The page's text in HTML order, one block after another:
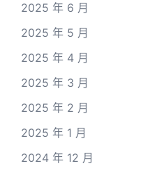
2025 年 6 月
2025 年 5 月
2025 年 4 月
2025 年 3 月
2025 年 2 月
2025 年 1 月
2024 年 12 月